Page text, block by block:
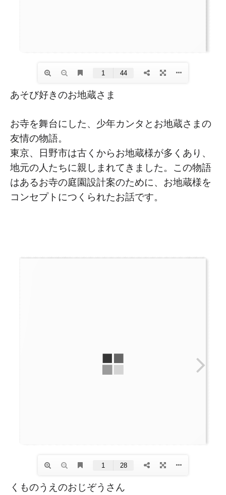
あそび好きのお地蔵さま
お寺を舞台にした、少年カンタとお地蔵さまの
友情の物語。
東京、日野市は古くからお地蔵様が多くあり、
地元の人たちに親しまれてきました。この物語
はあるお寺の庭園設計案のために、お地蔵様を
コンセプトにつくられたお話です。
くものうえのおじぞうさん